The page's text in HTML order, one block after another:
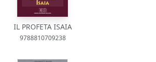
IL PROFETA ISAIA
9788810709238